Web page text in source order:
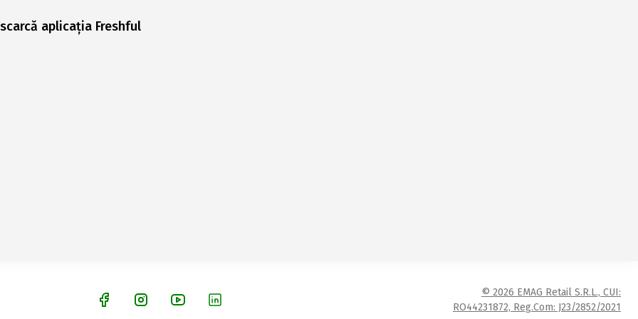
aplicația Freshful
© 2026 EMAG Retail S.R.L., CUI:
RO44231872, Reg.Com: J23/2852/2021